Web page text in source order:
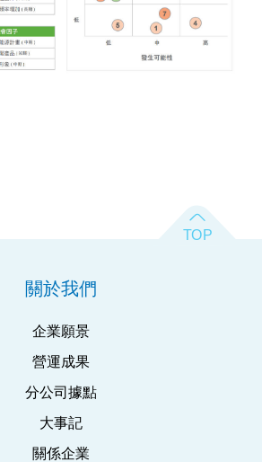
關於我們
企業願景
營運成果
分公司據點
大事記
關係企業